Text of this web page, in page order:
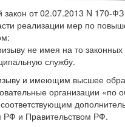
от 02.07.2013 N 170-ФЗ
реализации мер по
не имея на то законных
службу.
и имеющим высшее
организации
РФ и Правительством РФ.